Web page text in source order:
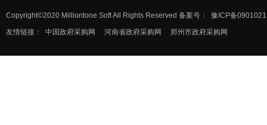
Copyright©2020 Milliontone Soft All Rights Reserved 备案号：
豫ICP备
友情链接：
中国政府采购网 河南省政府采购网 郑州市政府采购网